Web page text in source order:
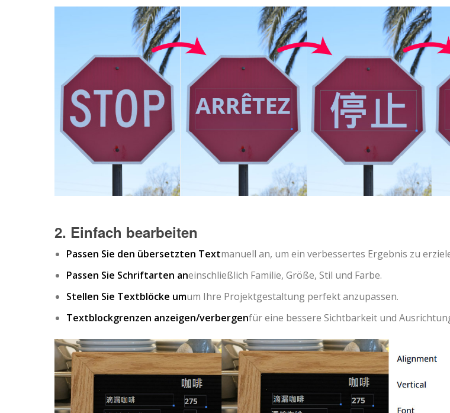
2. Einfach bearbeiten
Passen Sie den übersetzten Textmanuell an, um ein verbessertes Ergebnis zu
Passen Sie Schriftarten aneinschließlich Familie, Größe, Stil und Farbe.
Stellen Sie Textblöcke umum Ihre Projektgestaltung perfekt anzupassen.
Textblockgrenzen anzeigen/verbergenfür eine bessere Sichtbarkeit und